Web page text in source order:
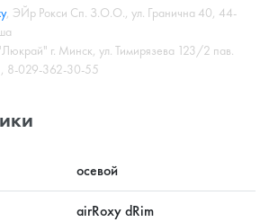
, ЭЙр Рокси Сп. З.О.О., ул. Гранична 40, 44-
г. Минск, ул. Тимирязева 123/2 пав.
8-029-362-30-55
осевой
airRoxy dRim